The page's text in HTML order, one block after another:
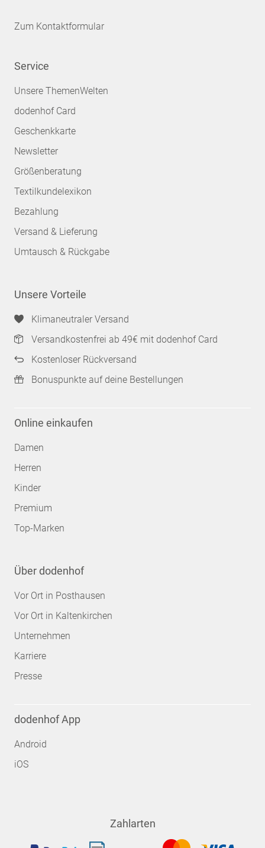
Zum Kontaktformular
Service
Unsere ThemenWelten
dodenhof Card
Geschenkkarte
Newsletter
Größenberatung
Textilkundelexikon
Bezahlung
Versand & Lieferung
Umtausch & Rückgabe
Unsere Vorteile
Klimaneutraler Versand
Versandkostenfrei ab 49€ mit dodenhof Card
Kostenloser Rückversand
Bonuspunkte auf deine Bestellungen
Online einkaufen
Damen
Herren
Kinder
Premium
Top-Marken
Über dodenhof
Vor Ort in Posthausen
Vor Ort in Kaltenkirchen
Unternehmen
Karriere
Presse
dodenhof App
Android
iOS
Zahlarten